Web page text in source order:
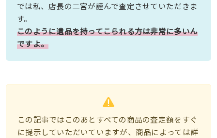
では私、店長の二宮が謹んで査定させていただきま
す。
このように遺品を持ってこられる方は非常に多いん
ですよ。
この記事ではこのあとすべての商品の査定額をすぐ
に提示していただいていますが、商品によっては詳